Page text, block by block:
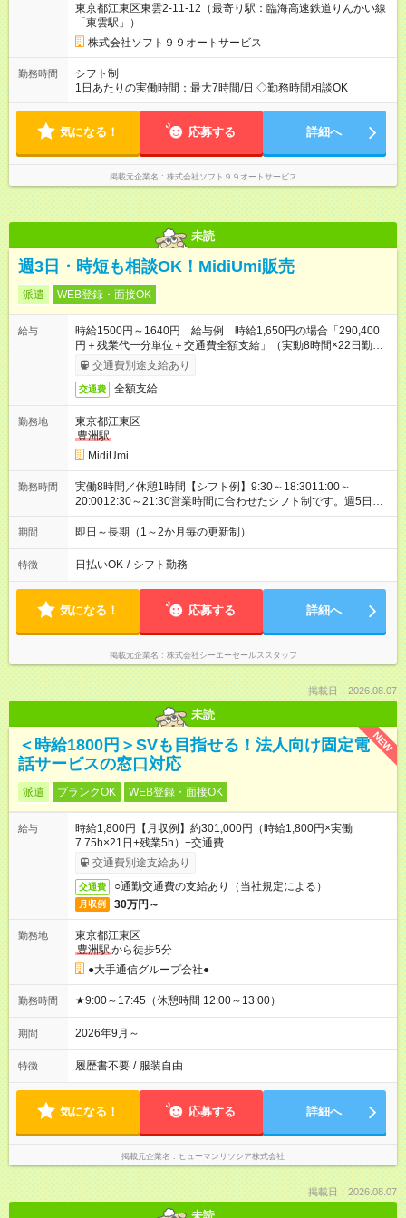
東京都江東区東雲2-11-12（最寄り駅：臨海高速鉄道りんかい線
「東雲駅」）
株式会社ソフト９９オートサービス
勤務時間
シフト制
1日あたりの実働時間：最大7時間/日 ◇勤務時間相談OK
気になる！ 応募する 詳細へ
掲載元企業名 株式会社ソフト９９オートサービス
未読
週3日・時短も相談OK！MidiUmi販売
派遣 WEB登録・面接OK
給与
時給1500円～1640円 給与例 時給1,650円の場合「290,400
円＋残業代一分単位＋交通費全額支給」（実動8時間×22日勤務
の場合 お時給は一例です。ご経験により異なります）
交通費別途支給あり
交通費 全額支給
勤務地
東京都江東区
豊洲駅
MidiUmi
勤務時間
実働8時間／休憩1時間【シフト例】9:30～18:3011:00～
20:0012:30～21:30営業時間に合わせたシフト制です。週5日フ
ルタイムはもちろん、週3日～・平日のみ・15時までの時短勤務
など、働き方について幅広く相談可能。ライフスタイルに合わ
期間 即日～長期（1～2か月毎の更新制）
特徴 日払いOK / シフト勤務
気になる！ 応募する 詳細へ
掲載元企業名 株式会社シーエーセールススタッフ
掲載日：2026.08.07
未読
NEW
＜時給1800円＞SVも目指せる！法人向け固定電
話サービスの窓口対応
派遣 ブランクOK WEB登録・面接OK
給与
時給1,800円【月収例】約301,000円（時給1,800円×実働
7.75h×21日+残業5h）+交通費
交通費別途支給あり
交通費 ○通勤交通費の支給あり（当社規定による）
月収例 30万円～
勤務地
東京都江東区
豊洲駅から徒歩5分
●大手通信グループ会社●
勤務時間 ★9:00～17:45（休憩時間 12:00～13:00）
期間 2026年9月～
特徴 履歴書不要 / 服装自由
気になる！ 応募する 詳細へ
掲載元企業名 ヒューマンリソシア株式会社
掲載日：2026.08.07